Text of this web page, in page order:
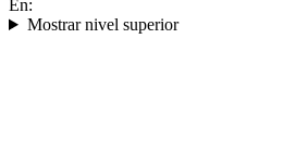
En:
Mostrar nivel superior